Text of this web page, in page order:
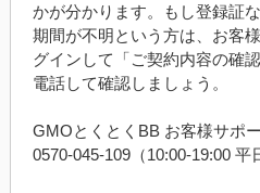
かが分かります。もし登録証
期間が不明という方は、お客
グインして「ご契約内容の確
電話して確認しましょう。
GMOとくとくBB お客様サポ
0570-045-109（10:00-19:00 平